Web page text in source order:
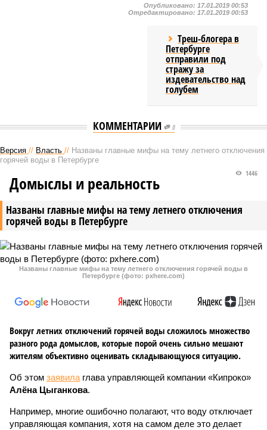
Опубликовано: 17.01.2019 00:53
Отредактировано: 17.01.2019 00:53
Треш-блогера в
Петербурге
отправили под
стражу за
издевательство над
голубем
КОММЕНТАРИИ 0
Версия // Власть // Названы главные мифы на тему летнего отключения
горячей воды в Петербурге
Названы главные мифы на тему летнего отключения
горячей воды в Петербурге
1446
Домыслы и реальность
Названы главные мифы на тему летнего отключения горячей воды в
Петербурге (фото: pxhere.com)
Вокруг летних отключений горячей воды сложилось множество
разного рода домыслов, которые порой очень сильно мешают
жителям объективно оценивать складывающуюся ситуацию.
Об этом заявила глава управляющей компании «Кипроко»
Алёна Цыганкова.
Например, многие ошибочно полагают, что воду отключает
управляющая компания, хотя на самом деле это делает